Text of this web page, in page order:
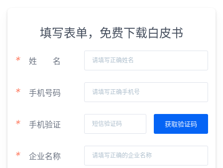
填写表单，免费下载白皮书
* 姓 名
* 手机号码
* 手机验证
* 企业名称